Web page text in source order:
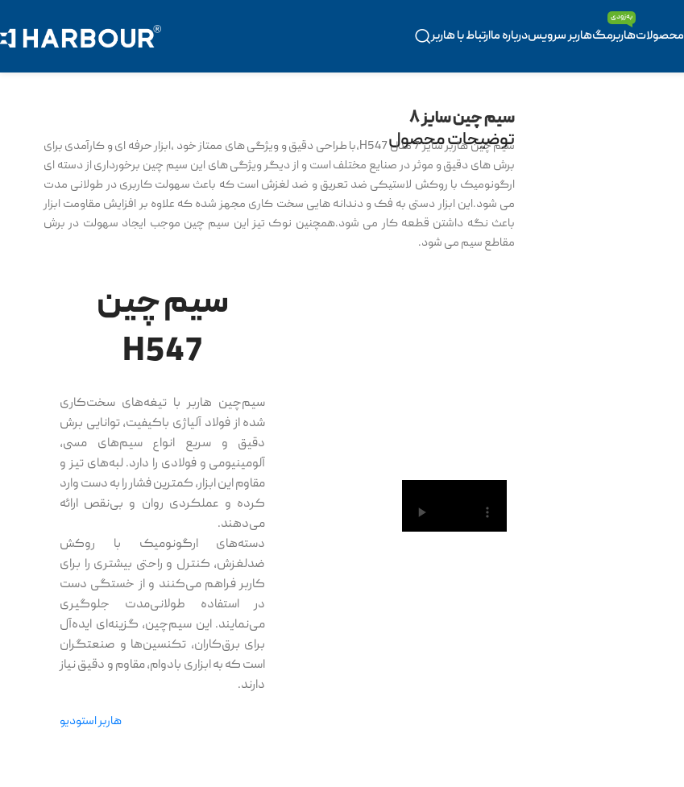
محصولاتهاربرمگ
به‌زودی
هاربر سرویسدرباره ماارتباط با هاربر
سیم چین سایز ۸
توضیحات محصول
سیم چین هاربر سایز 7 مدل H547،با طراحی دقیق و ویژگی های ممتاز خود ،ابزار حرفه ای و کارآمدی برای
برش های دقیق و موثر در صنایع مختلف است و از دیگر ویژگی های این سیم چین برخورداری از دسته ای
ارگونومیک با روکش لاستیکی ضد تعریق و ضد لغزش است که باعث سهولت کاربری در طولانی مدت
می شود.این ابزار دستی به فک و دندانه هایی سخت کاری مجهز شده که علاوه بر افزایش مقاومت ابزار
باعث نگه داشتن قطعه کار می شود.همچنین نوک تیز این سیم چین موجب ایجاد سهولت در برش
مقاطع سیم می شود.
سیم چین
H547
سیم‌چین هاربر با تیغه‌های سخت‌کاری
شده از فولاد آلیاژی باکیفیت، توانایی برش
دقیق و سریع انواع سیم‌های مسی،
آلومینیومی و فولادی را دارد. لبه‌های تیز و
مقاوم این ابزار، کمترین فشار را به دست وارد
کرده و عملکردی روان و بی‌نقص ارائه
می‌دهند.
دسته‌های ارگونومیک با روکش
ضدلغزش، کنترل و راحتی بیشتری را برای
کاربر فراهم می‌کنند و از خستگی دست
در استفاده طولانی‌مدت جلوگیری
می‌نمایند. این سیم‌چین، گزینه‌ای ایده‌آل
برای برق‌کاران، تکنسین‌ها و صنعتگران
است که به ابزاری بادوام، مقاوم و دقیق نیاز
دارند.
هاربر استودیو